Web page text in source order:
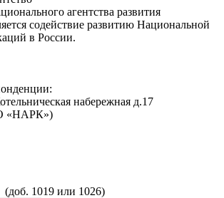
агентства развития
содействие развитию Национальной
в России.
набережная д.17
«НАРК»)
(доб. 1019 или 1026)